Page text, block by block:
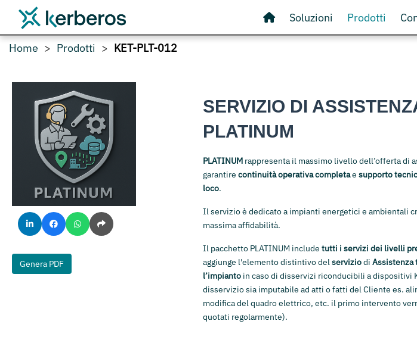
Soluzioni Prodotti
Home Prodotti KET-PLT-012
Genera PDF
SERVIZIO DI
PLATINUM
PLATINUM rappresenta il massimo livello dell’offerta di
garantire continuità operativa completae supporto
loco.
Il servizio è dedicato a impianti energetici e ambientali
massima affidabilità.
Il pacchetto PLATINUM include tutti i servizi dei livelli
aggiunge l'elemento distintivo delserviziodi Assistenza
l’impianto in caso di disservizi riconducibili a dispositivi
disservizio sia imputabile ad atti o fatti del Cliente es.
modifica del quadro elettrico, etc. il primo intervento
quotati regolarmente).